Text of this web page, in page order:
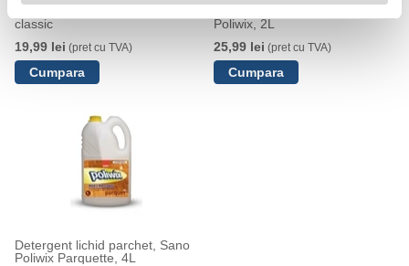
classic
19,99 lei (pret cu TVA)
Poliwix, 2L
25,99 lei (pret cu TVA)
Detergent lichid parchet, Sano
Poliwix Parquette, 4L